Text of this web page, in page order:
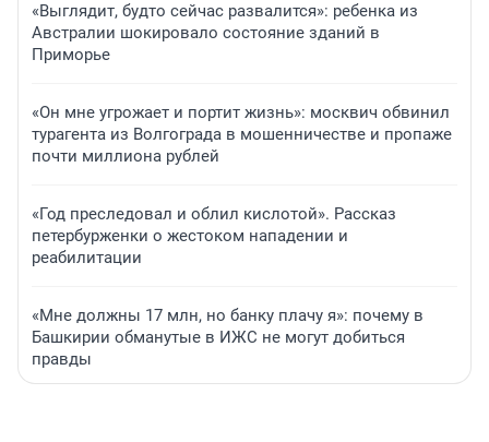
«Выглядит, будто сейчас развалится»: ребенка из
Австралии шокировало состояние зданий в
Приморье
«Он мне угрожает и портит жизнь»: москвич обвинил
турагента из Волгограда в мошенничестве и пропаже
почти миллиона рублей
«Год преследовал и облил кислотой». Рассказ
петербурженки о жестоком нападении и
реабилитации
«Мне должны 17 млн, но банку плачу я»: почему в
Башкирии обманутые в ИЖС не могут добиться
правды